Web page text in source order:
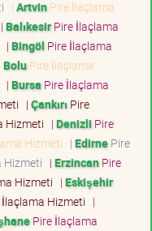
| ArtvinPire İlaçlama
| BalıkesirPire İlaçlama
| Bingöl Pire İlaçlama
BoluPire İlaçlama
| Bursa Pire İlaçlama
| Çankırı Pire
Hizmeti | Denizli Pire
Hizmeti | EdirnePire
Hizmeti | ErzincanPire
Hizmeti | Eskişehir
Hizmeti |
Pire İlaçlama